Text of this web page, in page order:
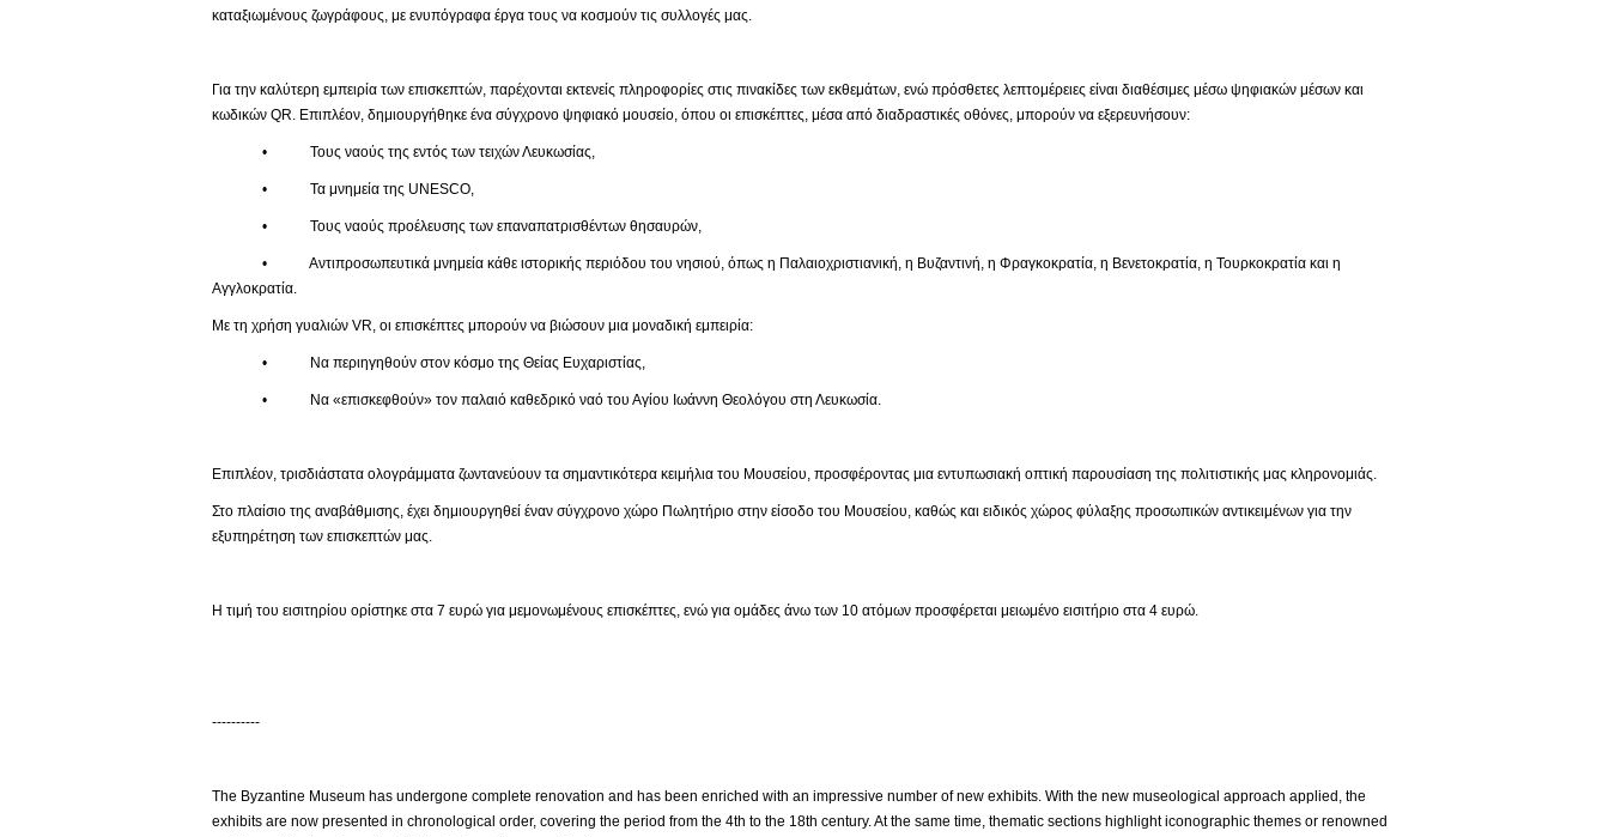
καταξιωμένους ζωγράφους, με ενυπόγραφα έργα τους να κοσμούν τις συλλογές μας.
Για την καλύτερη εμπειρία των επισκεπτών, παρέχονται εκτενείς πληροφορίες στις πινακίδες των εκθεμάτων, ενώ πρόσθετες λεπτομέρειες είναι διαθέσιμες μέσω ψηφιακών μέσων και
κωδικών QR. Επιπλέον, δημιουργήθηκε ένα σύγχρονο ψηφιακό μουσείο, όπου οι επισκέπτες, μέσα από διαδραστικές οθόνες, μπορούν να εξερευνήσουν:
• Τους ναούς της εντός των τειχών Λευκωσίας,
• Τα μνημεία της UNESCO,
• Τους ναούς προέλευσης των επαναπατρισθέντων θησαυρών,
• Αντιπροσωπευτικά μνημεία κάθε ιστορικής περιόδου του νησιού, όπως η Παλαιοχριστιανική, η Βυζαντινή, η Φραγκοκρατία, η Βενετοκρατία, η Τουρκοκρατία και η
Αγγλοκρατία.
Με τη χρήση γυαλιών VR, οι επισκέπτες μπορούν να βιώσουν μια μοναδική εμπειρία:
• Να περιηγηθούν στον κόσμο της Θείας Ευχαριστίας,
• Να «επισκεφθούν» τον παλαιό καθεδρικό ναό του Αγίου Ιωάννη Θεολόγου στη Λευκωσία.
Επιπλέον, τρισδιάστατα ολογράμματα ζωντανεύουν τα σημαντικότερα κειμήλια του Μουσείου, προσφέροντας μια εντυπωσιακή οπτική παρουσίαση της πολιτιστικής μας κληρονομιάς.
Στο πλαίσιο της αναβάθμισης, έχει δημιουργηθεί έναν σύγχρονο χώρο Πωλητήριο στην είσοδο του Μουσείου, καθώς και ειδικός χώρος φύλαξης προσωπικών αντικειμένων για την
εξυπηρέτηση των επισκεπτών μας.
Η τιμή του εισιτηρίου ορίστηκε στα 7 ευρώ για μεμονωμένους επισκέπτες, ενώ για ομάδες άνω των 10 ατόμων προσφέρεται μειωμένο εισιτήριο στα 4 ευρώ.
----------
The Byzantine Museum has undergone complete renovation and has been enriched with an impressive number of new exhibits. With the new museological approach applied, the
exhibits are now presented in chronological order, covering the period from the 4th to the 18th century. At the same time, thematic sections highlight iconographic themes or renowned